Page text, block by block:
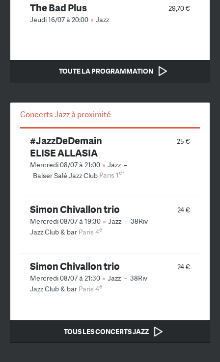
29,70 €
The Bad Plus
Jeudi 16/07 à 20:00 Jazz
TOUTE LA PROGRAMMATION
Concerts Jazz à proximité
25 €
#JazzDeDemain
ELISE ALLASIA
Mercredi 08/07 à 21:00 Jazz –
Baiser Salé Jazz Club Paris 1er
24 €
Simon Chivallon trio
Mercredi 08/07 à 19:30 Jazz – 38Riv
Jazz Club & bar Paris 4e
24 €
Simon Chivallon trio
Mercredi 08/07 à 21:30 Jazz – 38Riv
Jazz Club & bar Paris 4e
TOUS LES CONCERTS JAZZ